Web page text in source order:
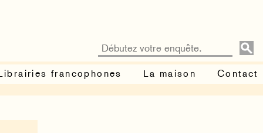
francophones La maison Contact